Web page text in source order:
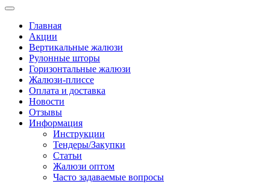
Главная
Акции
Вертикальные жалюзи
Рулонные шторы
Горизонтальные жалюзи
Жалюзи-плиссе
Оплата и доставка
Новости
Отзывы
Информация
Инструкции
Тендеры/Закупки
Статьи
Жалюзи оптом
Часто задаваемые вопросы